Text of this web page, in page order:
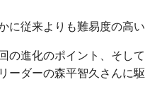
に従来よりも難易度の高
の進化のポイント、そし
ーダーの森平智久さんに